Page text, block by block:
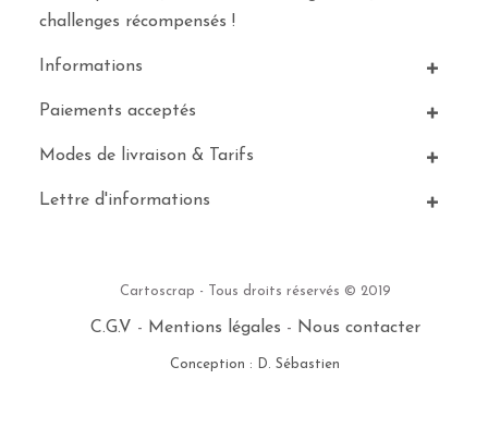
challenges récompensés !
Informations
Paiements acceptés
Modes de livraison & Tarifs
Lettre d'informations
Cartoscrap - Tous droits réservés © 2019
C.G.V - Mentions légales - Nous contacter
Conception : D. Sébastien